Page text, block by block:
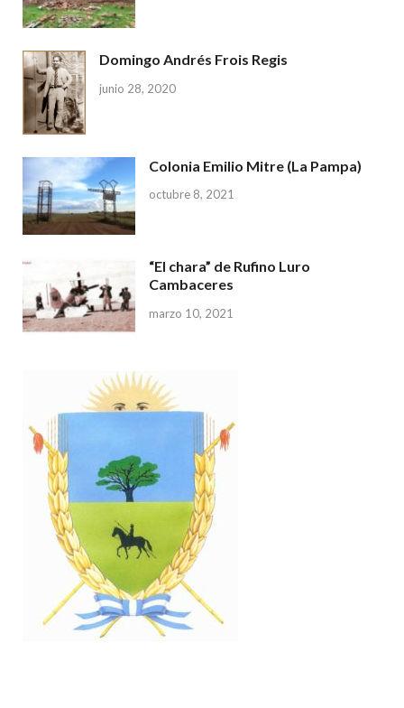
Domingo Andrés Frois Regis
junio 28, 2020
Colonia Emilio Mitre (La Pampa)
octubre 8, 2021
“El chara” de Rufino Luro
Cambaceres
marzo 10, 2021